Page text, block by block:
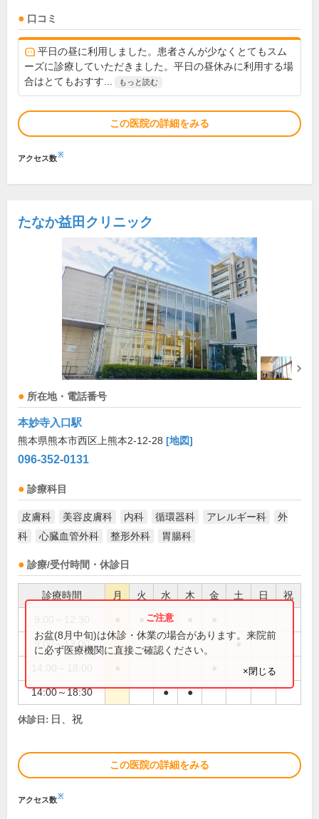
口コミ
平日の昼に利用しました。患者さんが少なくとてもスム
ーズに診療していただきました。平日の昼休みに利用する場
合はとてもおすす...
もっと読む
この医院の詳細をみる
アクセス数※
たなか益田クリニック
所在地・電話番号
本妙寺入口駅
熊本県熊本市西区上熊本2-12-28 [地図]
096-352-0131
診療科目
皮膚科 美容皮膚科 内科 循環器科 アレルギー科
外
科
心臓血管外科 整形外科 胃腸科
診療/受付時間・休診日
診療時間 月 火 水 木 金 土 日 祝
●
9:00～13:00 ●
14:00～18:30 ● ●
お盆(8月中旬)は休診・休業の場合があります。来院前
に必ず医療機関に直接ご確認ください。
×閉じる
休診日: 日、祝
この医院の詳細をみる
アクセス数※